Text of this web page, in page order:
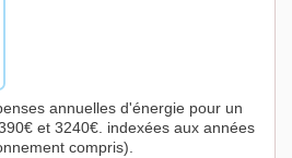
annuelles d'énergie pour un
et 3240€. indexées aux années
compris).